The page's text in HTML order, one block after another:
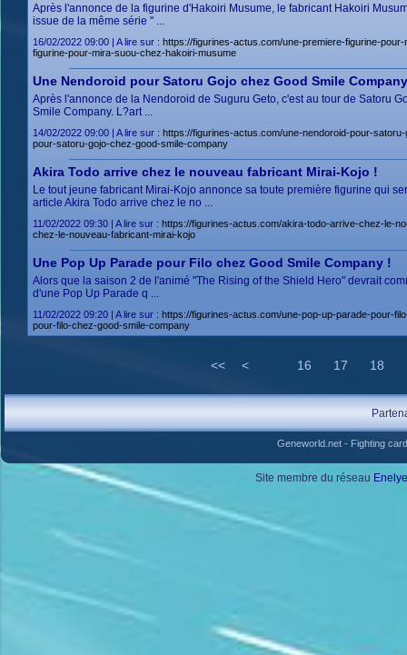
Après l'annonce de la figurine d'Hakoiri Musume, le fabricant Hakoiri
issue de la même série " ...
16/02/2022 09:00 | A lire sur : https://figurines-actus.com/une-premiere-figurine-
figurine-pour-mira-suou-chez-hakoiri-musume
Une Nendoroid pour Satoru Gojo chez Good Smile
Après l'annonce de la Nendoroid de Suguru Geto, c'est au tour de Satoru
Smile Company. L?art ...
14/02/2022 09:00 | A lire sur : https://figurines-actus.com/une-nendoroid-pour-
pour-satoru-gojo-chez-good-smile-company
Akira Todo arrive chez le nouveau fabricant Mirai-Kojo !
Le tout jeune fabricant Mirai-Kojo annonce sa toute première figurine qui
article Akira Todo arrive chez le no ...
11/02/2022 09:30 | A lire sur : https://figurines-actus.com/akira-todo-arrive-chez-le-
chez-le-nouveau-fabricant-mirai-kojo
Une Pop Up Parade pour Filo chez Good Smile Company !
Alors que la saison 2 de l'animé "The Rising of the Shield Hero" devrait
d'une Pop Up Parade q ...
11/02/2022 09:20 | A lire sur : https://figurines-actus.com/une-pop-up-parade-pour-
pour-filo-chez-good-smile-company
<< < 16 17 18
Geneworld.net- Fighting
Site membre du réseau Enelye